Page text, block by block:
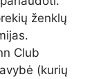
ženklų
Club
(kurių